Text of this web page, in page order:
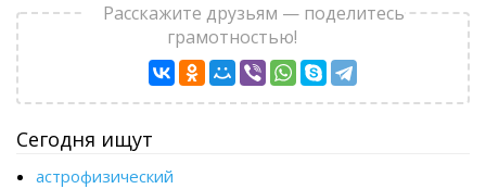
Расскажите друзьям — поделитесь
грамотностью!
Сегодня ищут
астрофизический